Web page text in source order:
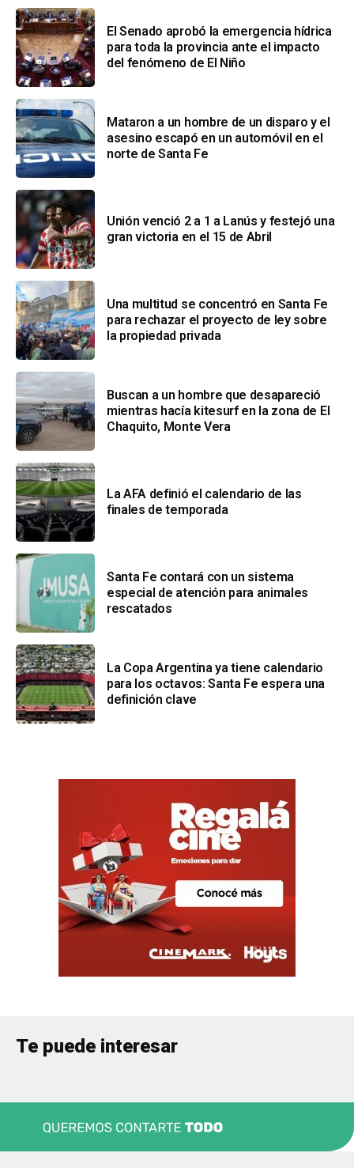
El Senado aprobó la emergencia hídrica
para toda la provincia ante el impacto
del fenómeno de El Niño
Mataron a un hombre de un disparo y el
asesino escapó en un automóvil en el
norte de Santa Fe
Unión venció 2 a 1 a Lanús y festejó una
gran victoria en el 15 de Abril
Una multitud se concentró en Santa Fe
para rechazar el proyecto de ley sobre
la propiedad privada
Buscan a un hombre que desapareció
mientras hacía kitesurf en la zona de El
Chaquito, Monte Vera
La AFA definió el calendario de las
finales de temporada
Santa Fe contará con un sistema
especial de atención para animales
rescatados
La Copa Argentina ya tiene calendario
para los octavos: Santa Fe espera una
definición clave
Te puede interesar